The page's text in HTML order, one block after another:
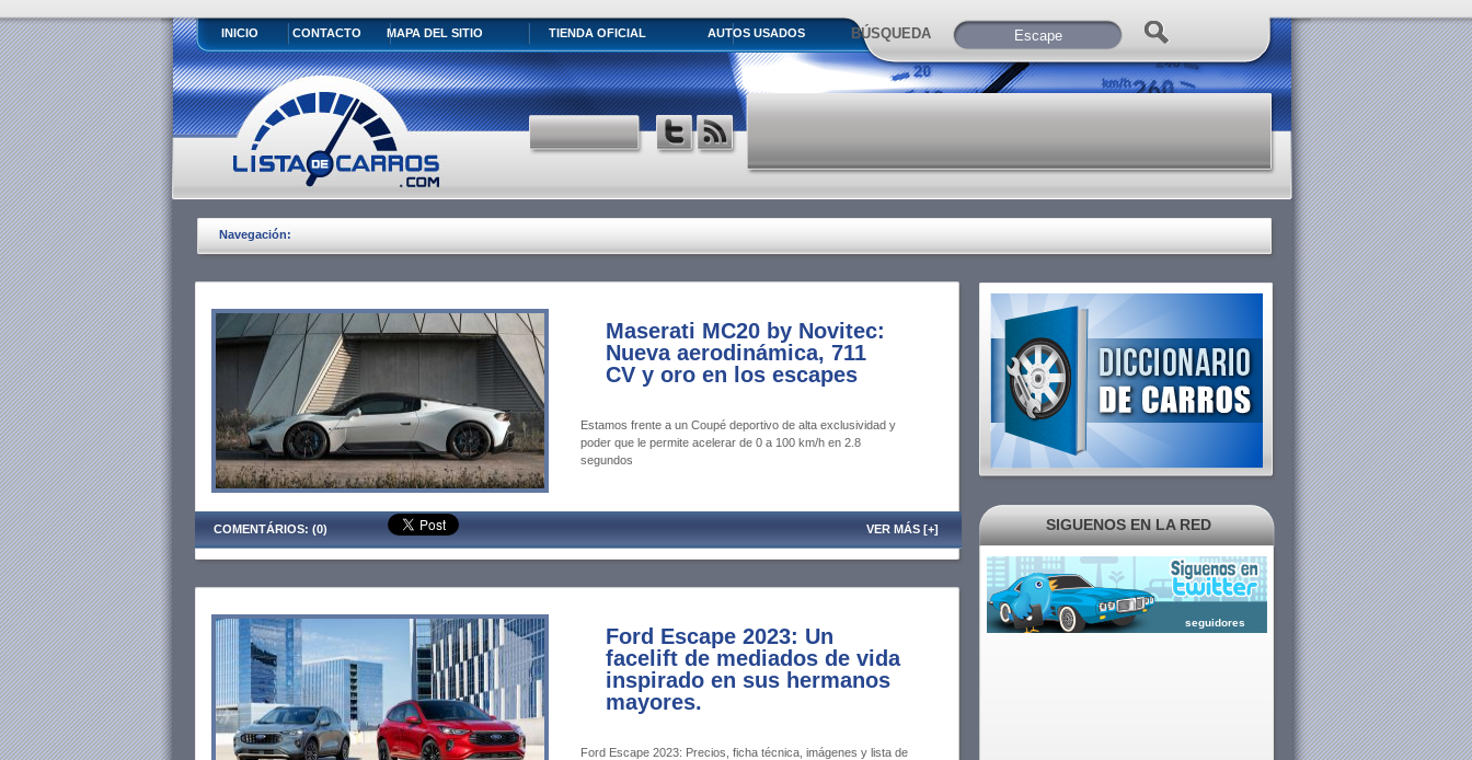
INICIO CONTACTO MAPA DEL SITIO TIENDA OFICIAL AUTOS USADOS BÚSQUEDA
Navegación:
Maserati MC20 by Novitec:
Nueva aerodinámica, 711
CV y oro en los escapes
Estamos frente a un Coupé deportivo de alta exclusividad y
poder que le permite acelerar de 0 a 100 km/h en 2.8
segundos
COMENTÁRIOS: (0) VER MÁS [+]
Ford Escape 2023: Un
facelift de mediados de vida
inspirado en sus hermanos
mayores.
Ford Escape 2023: Precios, ficha técnica, imágenes y lista de
SIGUENOS EN LA RED
seguidores